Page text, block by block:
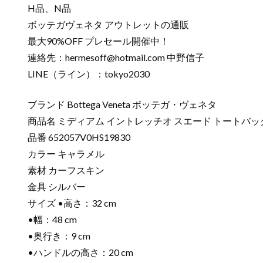
H品、N品
ボッテガヴェネタ アウトレットの通販
最大90%OFF プレセール開催中！
連絡先： hermesoff@hotmail.com中野信子
LINE（ライン）：tokyo2030
ブランド Bottega Veneta ボッテガ・ヴェネタ
商品名 ミディアム イントレッチオ スエード トートバッ
品番 652057V0HS19830
カラー キャラメル
素材 カーフスキン
金具 シルバー
サイズ •高さ：32 cm
•幅：48 cm
•奥行き：9 cm
•ハンドルの高さ：20 cm